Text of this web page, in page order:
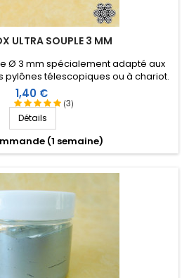
ULTRA SOUPLE 3 MM
(3)
Ø 3 mm spécialement adapté aux
pylônes télescopiques ou à chariot.
Prix
1,40 €
Détails
(1 semaine)